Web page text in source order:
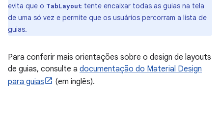
evita que o TabLayout tente encaixar todas as guias na tela
de uma só vez e permite que os usuários percorram a lista de
guias.
Para conferir mais orientações sobre o design de layouts
de guias, consulte a documentação do Material Design
para guias
(em inglês).